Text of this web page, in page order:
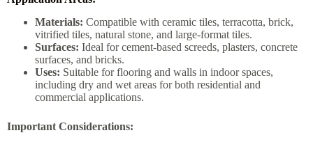
Materials: Compatible with ceramic tiles, terracotta, brick,
vitrified tiles, natural stone, and large-format tiles.
Surfaces: Ideal for cement-based screeds, plasters, concrete
surfaces, and bricks.
Uses: Suitable for flooring and walls in indoor spaces,
including dry and wet areas for both residential and
commercial applications.
Important Considerations: